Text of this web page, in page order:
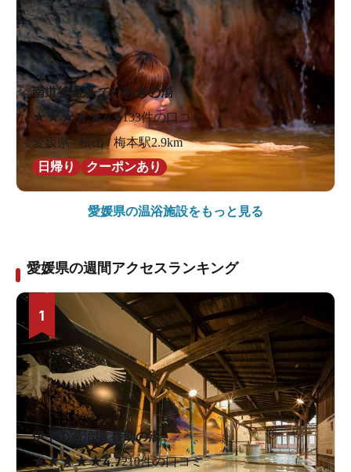
南道後温泉 ていれぎの湯
★★★★★4.6133件の口コミ
愛媛県 / 松山 / 梅本駅2.9km
日帰り
クーポンあり
愛媛県の温浴施設をもっと見る
愛媛県の週間アクセスランキング
1
伊予の湯治場 喜助の湯
★★★★★4.7210件の口コミ